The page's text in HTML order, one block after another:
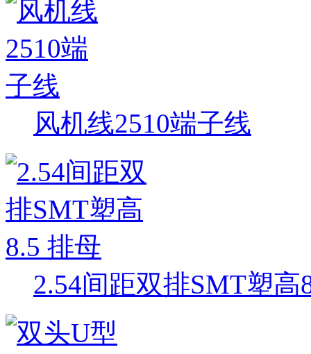
风机线2510端子线
2.54间距双排SMT塑高